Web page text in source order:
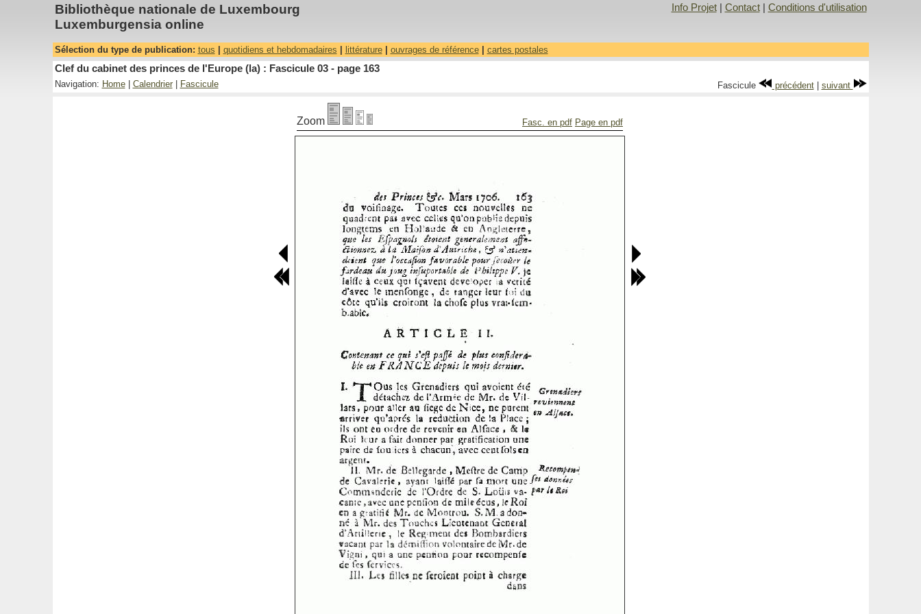
Bibliothèque nationale de Luxembourg
Luxemburgensia online
Info Projet| Contact| Conditions d'utilisation
Sélection du type de publication: tous quotidiens et hebdomadaires littérature| ouvrages de référence| cartes postales
Clef du cabinet des princes de l'Europe (la) : Fascicule 03 - page 163
Navigation: Home| Calendrier| Fascicule Fascicule précédent| suivant
Zoom Fasc. en pdf Page en pdf